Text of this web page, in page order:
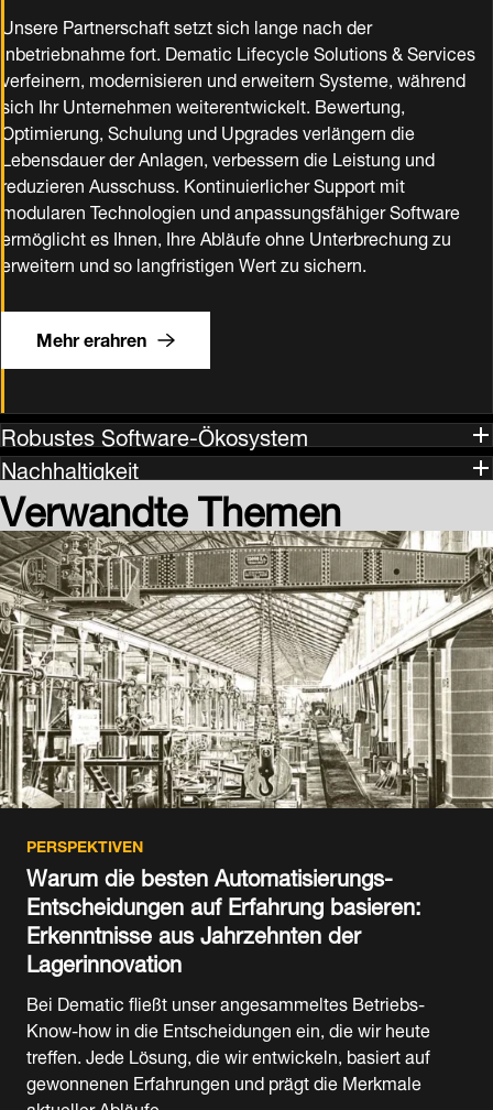
Unsere Partnerschaft setzt sich lange nach der
Inbetriebnahme fort. Dematic Lifecycle Solutions & Services
verfeinern, modernisieren und erweitern Systeme, während
sich Ihr Unternehmen weiterentwickelt. Bewertung,
Optimierung, Schulung und Upgrades verlängern die
Lebensdauer der Anlagen, verbessern die Leistung und
reduzieren Ausschuss. Kontinuierlicher Support mit
modularen Technologien und anpassungsfähiger Software
ermöglicht es Ihnen, Ihre Abläufe ohne Unterbrechung zu
erweitern und so langfristigen Wert zu sichern.
Mehr erahren
Robustes Software-Ökosystem
Nachhaltigkeit
Verwandte Themen
PERSPEKTIVEN
Warum die besten Automatisierungs-
Entscheidungen auf Erfahrung basieren:
Erkenntnisse aus Jahrzehnten der
Lagerinnovation
Bei Dematic fließt unser angesammeltes Betriebs-
Know-how in die Entscheidungen ein, die wir heute
treffen. Jede Lösung, die wir entwickeln, basiert auf
gewonnenen Erfahrungen und prägt die Merkmale